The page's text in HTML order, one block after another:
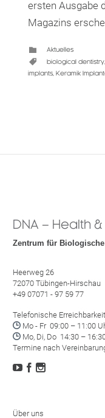
ersten Ausgabe
Magazins
 CATEGORY
Aktuelles
 CATEGORY
biological dentistry
implants Keramik
DNA – Health
Zentrum für
Heerweg 26
72070 Tübingen-Hirschau
+49 07071 - 97 59 77
Telefonische Erreichbarkeit
 Mo - Fr 09:00 – 11:00
 Mo, Di, Do 14:30 –
Termine nach
  
Über uns